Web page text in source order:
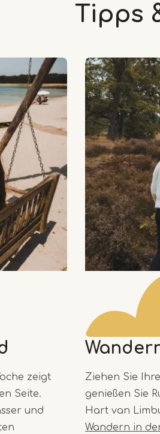
Tipps
zeigt
Seite.
und
Ziehen Sie
genießen Sie
Hart van
Wandern in